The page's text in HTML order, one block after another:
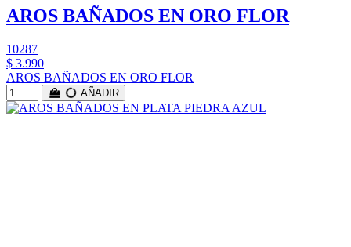
AROS BAÑADOS EN ORO FLOR
10287
$ 3.990
AROS BAÑADOS EN ORO FLOR
AÑADIR